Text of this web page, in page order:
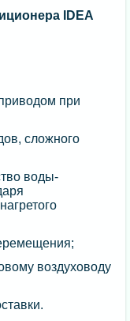
IDEA
при
сложного
воды-
воздуховоду